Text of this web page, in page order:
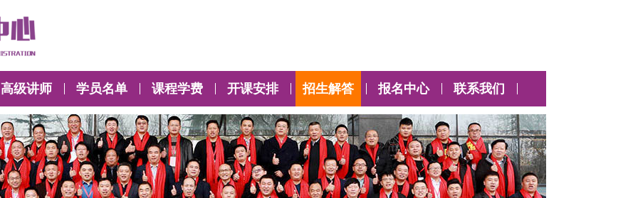
高级讲师 学员名单 课程学费 开课安排 招生解答 报名中心 联系我们